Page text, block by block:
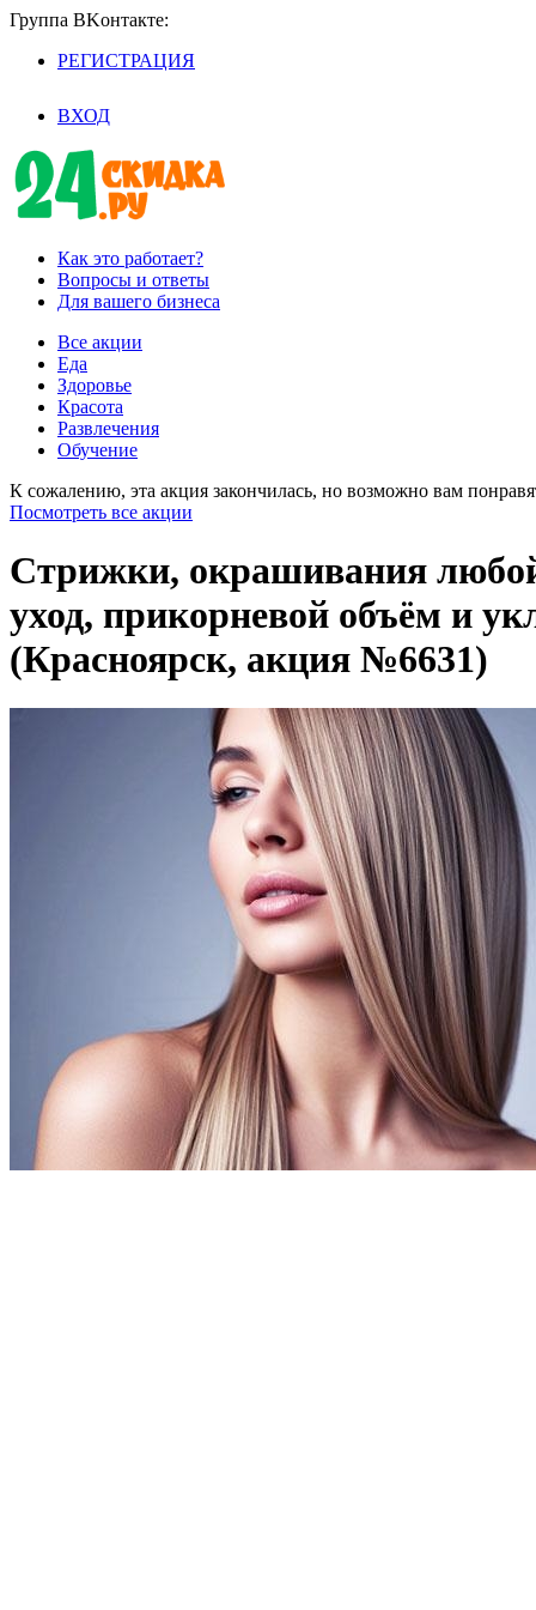
Группа BKoнтaктe:
РЕГИСТРАЦИЯ
ВХОД
Как это работает?
Вопросы и ответы
Для вашего бизнеса
Все акции
Еда
Здоровье
Красота
Развлечения
Обучение
К сожалению, эта акция закончилась, но возможно вам
Посмотреть все акции
Стрижки, окрашивания
уход, прикорневой объём и
(Красноярск, акция №6631)